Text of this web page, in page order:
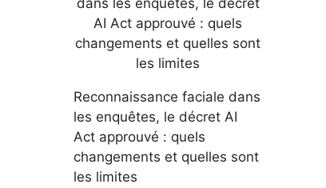
Reconnaissance faciale dans
les enquêtes, le décret AI
Act approuvé : quels
changements et quelles sont
les limites